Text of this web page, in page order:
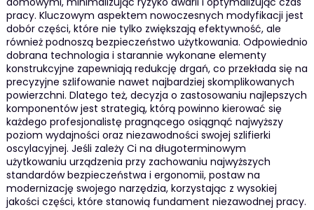
pracy. Kluczowym aspektem nowoczesnych modyfikacji jest
dobór części, które nie tylko zwiększają efektywność, ale
również podnoszą bezpieczeństwo użytkowania. Odpowiednio
dobrana technologia i starannie wykonane elementy
konstrukcyjne zapewniają redukcję drgań, co przekłada się na
precyzyjne szlifowanie nawet najbardziej skomplikowanych
powierzchni. Dlatego też, decyzja o zastosowaniu najlepszych
komponentów jest strategi­ą, którą powinno kierować się
każdego profesjonalistę pragnącego osiągnąć najwyższy
poziom wydajności oraz niezawodności swojej szlifierki
oscylacyjnej. Jeśli zależy Ci na długoterminowym
użytkowaniu urządzenia przy zachowaniu najwyższych
standardów bezpieczeństwa i ergonomii, postaw na
modernizację swojego narzędzia, korzystając z wysokiej
jakości części, które stanowią fundament niezawodnej pracy.